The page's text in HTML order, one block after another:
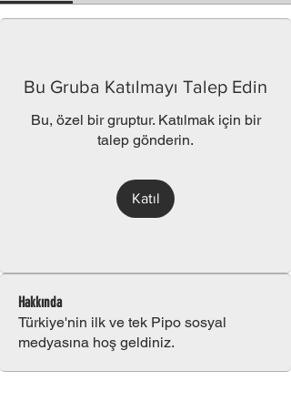
Bu Gruba Katılmayı Talep Edin
Bu, özel bir gruptur. Katılmak için bir
talep gönderin.
Katıl
Hakkında
Türkiye'nin ilk ve tek Pipo sosyal
medyasına hoş geldiniz.